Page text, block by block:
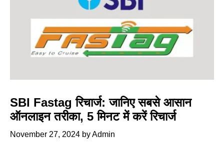
SBI Fastag रिचार्ज: जानिए सबसे आसान
ऑनलाइन तरीका, 5 मिनट में करें रिचार्ज
November 27, 2024 byAdmin